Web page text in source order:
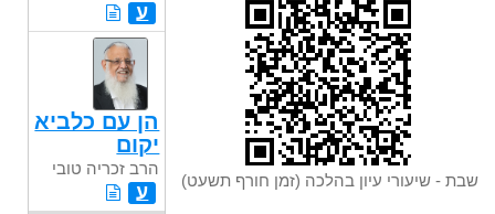
שבת - שיעורי עיון בהלכה (זמן חורף תשעט)
ע
הן עם כלביא
יקום
הרב זכריה טובי
ע